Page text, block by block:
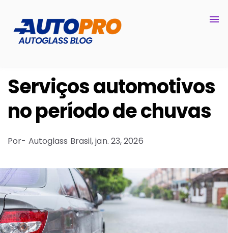
Serviços automotivos
no período de chuvas
Por- Autoglass Brasil,jan. 23, 2026